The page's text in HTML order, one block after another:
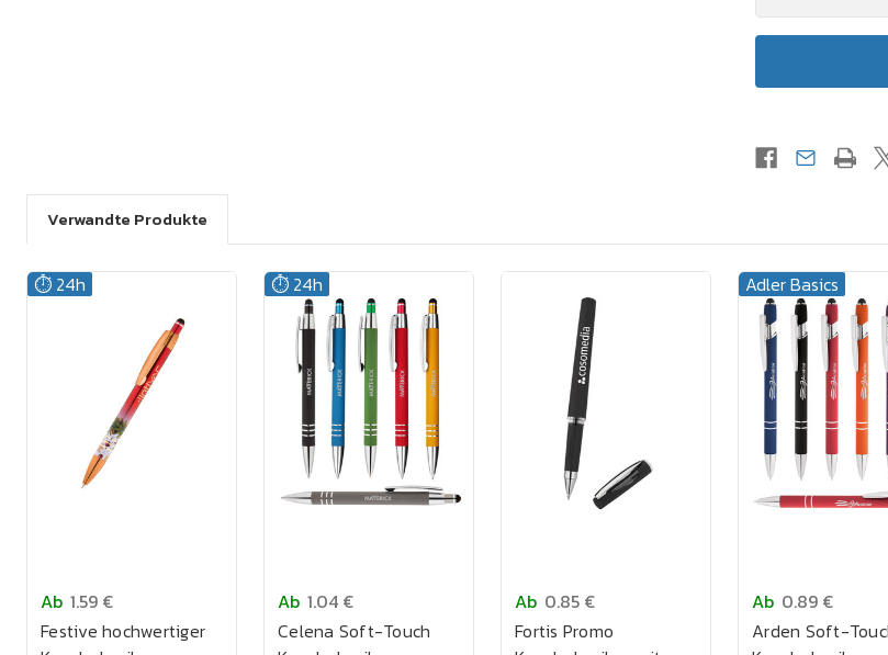
Verwandte Produkte
⏱️ 24h
Ab 1.59 €
Festive hochwertiger
⏱️ 24h
Ab 1.04 €
Celena Soft-Touch
Ab 0.85 €
Fortis Promo
Adler Basics
Ab 0.89 €
Arden Soft-